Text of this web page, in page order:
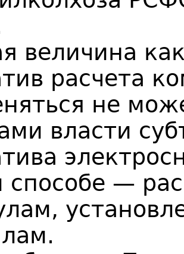
величина
расчета
не
власти
способе —